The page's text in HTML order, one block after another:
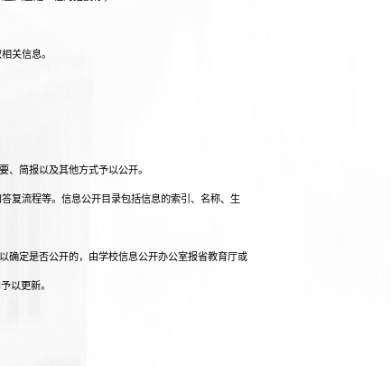
关信息。
简报以及其他方式予以公开。
复流程等。信息公开目录包括信息的索引、名称、生
确定是否公开的，由学校信息公开办公室报省教育厅或
以更新。